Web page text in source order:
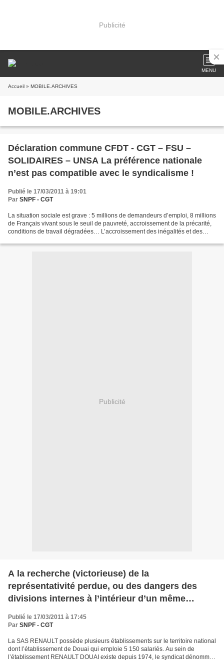
Publicité
MENU
Accueil » MOBILE.ARCHIVES
MOBILE.ARCHIVES
Déclaration commune CFDT - CGT – FSU –
SOLIDAIRES – UNSA La préférence nationale
n’est pas compatible avec le syndicalisme !
Publié le 17/03/2011 à 19:01
Par SNPF - CGT
La situation sociale est grave : 5 millions de demandeurs d’emploi, 8 millions
de Français vivant sous le seuil de pauvreté, accroissement de la précarité,
conditions de travail dégradées… L’accroissement des inégalités et des
Publicité
A la recherche (victorieuse) de la
représentativité perdue, ou des dangers des
divisions internes à l’intérieur d’un même
syndicat
Publié le 17/03/2011 à 17:45
Par SNPF - CGT
La SAS RENAULT possède plusieurs établissements sur le territoire national
dont l’établissement de Douai qui emploie 5 150 salariés. Au sein de
l’établissement RENAULT DOUAI existe depuis 1974, le syndicat dénommé